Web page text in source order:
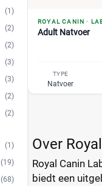
(1)
(2)
(2)
(3)
(3)
(2)
(2)
(1)
(19)
(68)
ROYAL CANIN ·
Adult Natvoer
TYPE
Natvoer
Over
Royal Canin
biedt een